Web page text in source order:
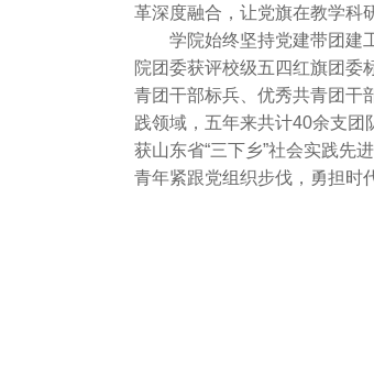
革深度融合，让党旗在教学科
学院始终坚持党建带团建
院团委获评校级五四红旗团委
青团干部标兵、优秀共青团干
践领域，五年来共计40余支团
获山东省“三下乡”社会实践先
青年紧跟党组织步伐，勇担时